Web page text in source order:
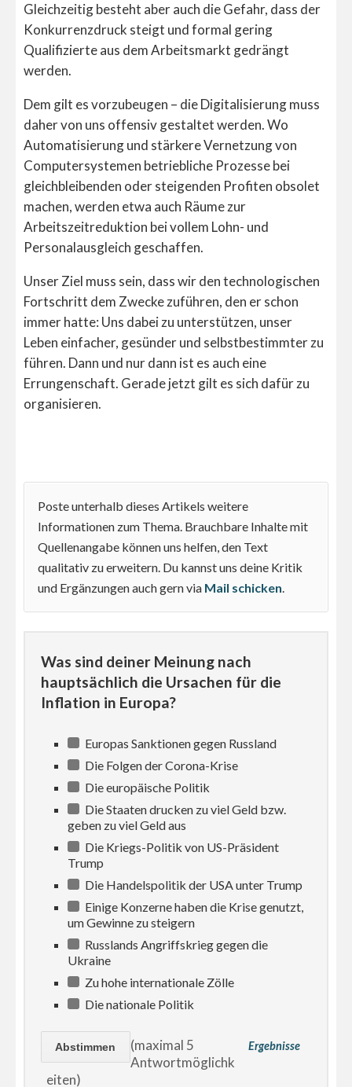
Gleichzeitig besteht aber auch die Gefahr, dass der
Konkurrenzdruck steigt und formal gering
Qualifizierte aus dem Arbeitsmarkt gedrängt
werden.
Dem gilt es vorzubeugen – die Digitalisierung muss
daher von uns offensiv gestaltet werden. Wo
Automatisierung und stärkere Vernetzung von
Computersystemen betriebliche Prozesse bei
gleichbleibenden oder steigenden Profiten obsolet
machen, werden etwa auch Räume zur
Arbeitszeitreduktion bei vollem Lohn- und
Personalausgleich geschaffen.
Unser Ziel muss sein, dass wir den technologischen
Fortschritt dem Zwecke zuführen, den er schon
immer hatte: Uns dabei zu unterstützen, unser
Leben einfacher, gesünder und selbstbestimmter zu
führen. Dann und nur dann ist es auch eine
Errungenschaft. Gerade jetzt gilt es sich dafür zu
organisieren.
Poste unterhalb dieses Artikels weitere
Informationen zum Thema. Brauchbare Inhalte mit
Quellenangabe können uns helfen, den Text
qualitativ zu erweitern. Du kannst uns deine Kritik
und Ergänzungen auch gern via Mail schicken.
Was sind deiner Meinung nach
hauptsächlich die Ursachen für die
Inflation in Europa?
Europas Sanktionen gegen Russland
Die Folgen der Corona-Krise
Die europäische Politik
Die Staaten drucken zu viel Geld bzw.
geben zu viel Geld aus
Die Kriegs-Politik von US-Präsident
Trump
Die Handelspolitik der USA unter Trump
Einige Konzerne haben die Krise genutzt,
um Gewinne zu steigern
Russlands Angriffskrieg gegen die
Ukraine
Zu hohe internationale Zölle
Die nationale Politik
Ergebnisse
(maximal 5
Antwortmöglichk
eiten)